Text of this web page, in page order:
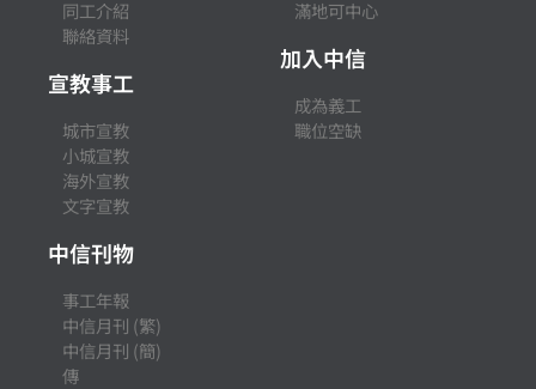
同工介紹
聯絡資料
宣教事工
城市宣教
小城宣教
海外宣教
文字宣教
滿地可中心
加入中信
成為義工
職位空缺
中信刊物
事工年報
中信月刊 (繁)
中信月刊 (簡)
傳